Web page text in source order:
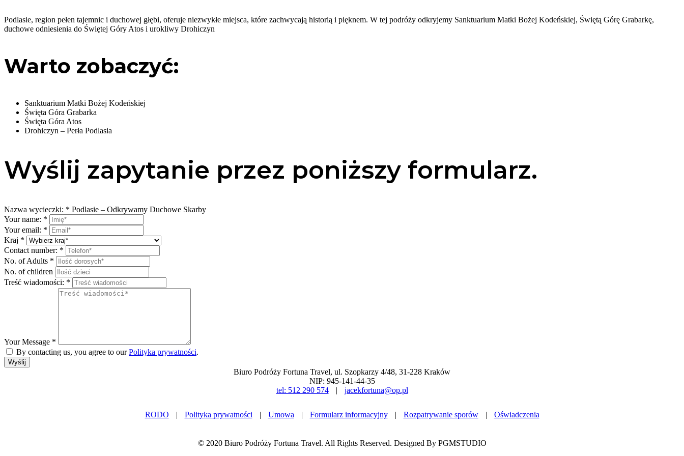
Podlasie, region pełen tajemnic i duchowej głębi, oferuje niezwykłe miejsca, które zachwycają historią i pięknem. W tej podróży odkryjemy Sanktuarium Matki Bożej Kodeńskiej, Świętą Górę Grabarkę,
duchowe odniesienia do Świętej Góry Atos i urokliwy Drohiczyn
Warto zobaczyć:
Sanktuarium Matki Bożej Kodeńskiej
Święta Góra Grabarka
Święta Góra Atos
Drohiczyn – Perła Podlasia
Wyślij zapytanie przez poniższy formularz.
Nazwa wycieczki: * Podlasie – Odkrywamy Duchowe Skarby
Your name: *
Your email: *
Kraj *
Contact number: *
No. of Adults *
No. of children
Treść wiadomości: *
Your Message *
By contacting us, you agree to ourPolityka prywatności.
Wyślij
Biuro Podróży Fortuna Travel, ul. Szopkarzy 4/48, 31-228 Kraków
NIP: 945-141-44-35
tel: 512 290 574
| jacekfortuna@op.pl
RODO | Polityka prywatności | Umowa | Formularz informacyjny | Rozpatrywanie sporów | Oświadczenia
© 2020 Biuro Podróży Fortuna Travel. All Rights Reserved. Designed By PGMSTUDIO